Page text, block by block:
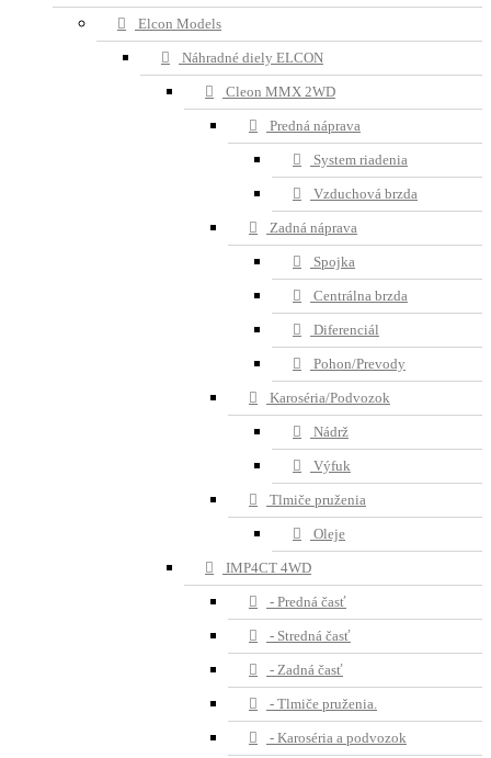
Elcon Models
Náhradné diely ELCON
Cleon MMX 2WD
Predná náprava
System riadenia
Vzduchová brzda
Zadná náprava
Spojka
Centrálna brzda
Diferenciál
Pohon/Prevody
Karoséria/Podvozok
Nádrž
Výfuk
Tlmiče pruženia
Oleje
IMP4CT 4WD
- Predná časť
- Stredná časť
- Zadná časť
- Tlmiče pruženia.
- Karoséria a podvozok